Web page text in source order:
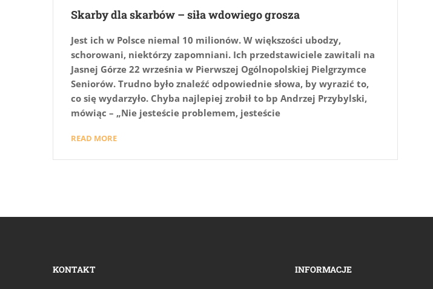
Skarby dla skarbów – siła wdowiego grosza
Jest ich w Polsce niemal 10 milionów. W większości ubodzy,
schorowani, niektórzy zapomniani. Ich przedstawiciele zawitali na
Jasnej Górze 22 września w Pierwszej Ogólnopolskiej Pielgrzymce
Seniorów. Trudno było znaleźć odpowiednie słowa, by wyrazić to,
co się wydarzyło. Chyba najlepiej zrobił to bp Andrzej Przybylski,
mówiąc – „Nie jesteście problemem, jesteście
READ MORE
KONTAKT INFORMACJE